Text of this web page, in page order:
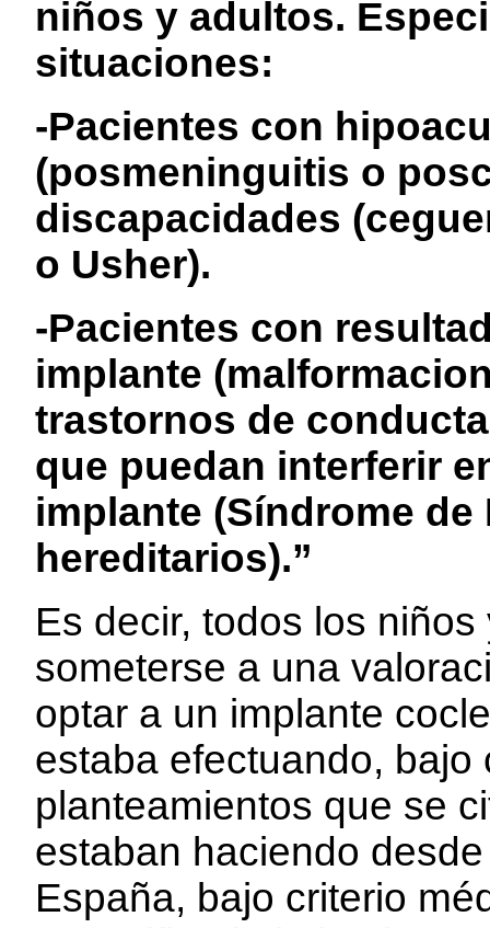
niños y adultos.
situaciones:
-Pacientes con
(posmeninguitis o
discapacidades
o Usher).
-Pacientes con
implante
trastornos de
que puedan interferir
implante (Síndrome
hereditarios).”
Es decir, todos los
someterse a una
optar a un implante
estaba efectuando,
planteamientos que se
estaban haciendo
España, bajo criterio